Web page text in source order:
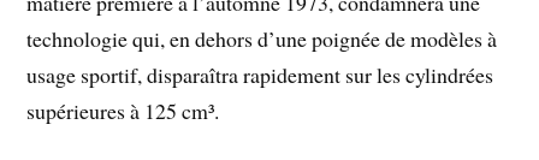
technologie qui, en dehors d’une poignée de modèles à
usage sportif, disparaîtra rapidement sur les cylindrées
supérieures à 125 cm³.